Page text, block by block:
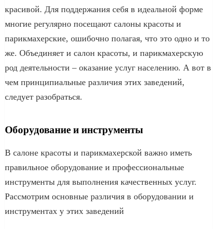
красивой. Для поддержания себя в идеальной форме
многие регулярно посещают салоны красоты и
парикмахерские, ошибочно полагая, что это одно и то
же. Объединяет и салон красоты, и парикмахерскую
род деятельности – оказание услуг населению. А вот в
чем принципиальные различия этих заведений,
следует разобраться.
Оборудование и инструменты
В салоне красоты и парикмахерской важно иметь
правильное оборудование и профессиональные
инструменты для выполнения качественных услуг.
Рассмотрим основные различия в оборудовании и
инструментах у этих заведений